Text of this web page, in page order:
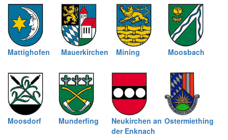
Mattighofen Mauerkirchen Mining Moosbach
Moosdorf Munderfing
Neukirchen an
der Enknach
Ostermiething